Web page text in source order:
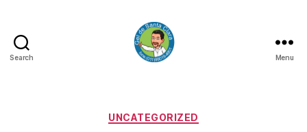
Search
CLARA
Menu
Categorias
UNCATEGORIZED